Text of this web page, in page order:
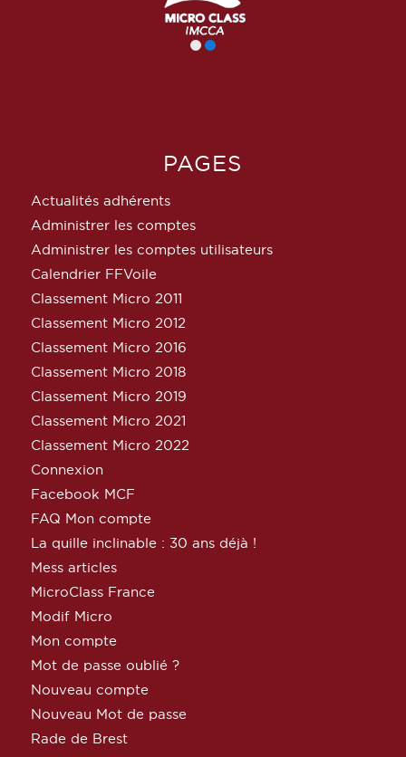
PAGES
Actualités adhérents
Administrer les comptes
Administrer les comptes utilisateurs
Calendrier FFVoile
Classement Micro 2011
Classement Micro 2012
Classement Micro 2016
Classement Micro 2018
Classement Micro 2019
Classement Micro 2021
Classement Micro 2022
Connexion
Facebook MCF
FAQ Mon compte
La quille inclinable : 30 ans déjà !
Mess articles
MicroClass France
Modif Micro
Mon compte
Mot de passe oublié ?
Nouveau compte
Nouveau Mot de passe
Rade de Brest